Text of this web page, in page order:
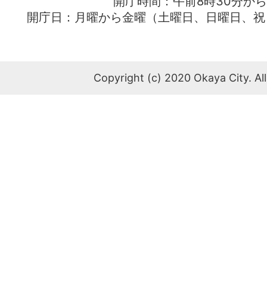
開庁日：月曜から金曜（土曜日、日曜日、
Copyright (c) 2020 Okaya City.